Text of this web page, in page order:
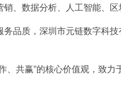
数据分析、人工智能、区
品质，深圳市元链数字科技
共赢”的核心价值观，致力